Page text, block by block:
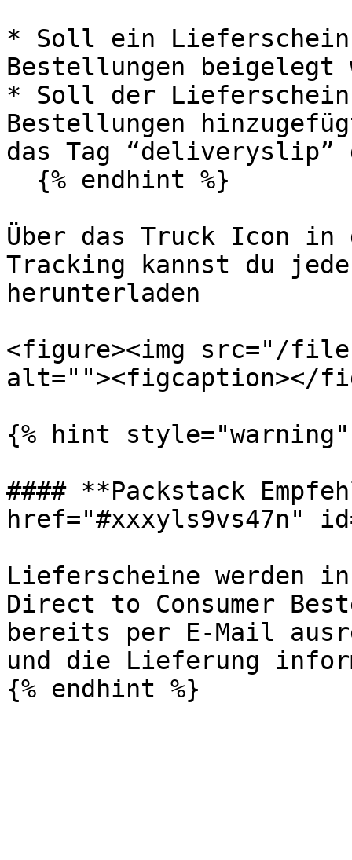
* Soll ein Lieferschein
Bestellungen beigelegt
* Soll der
Bestellungen
das Tag “deliveryslip”
Über das Truck Icon
Tracking kannst du
herunterladen
<figure><img src="/
alt=""><figcaption></
{% hint style="warning"
#### **Packstack
href="#xxxyls9vs47n"
Lieferscheine werden
Direct to Consumer
bereits per E-Mail
und die Lieferung